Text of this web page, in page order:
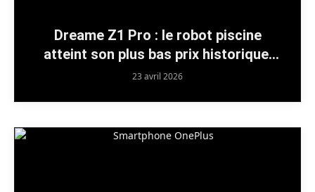
Dreame Z1 Pro : le robot piscine
atteint son plus bas prix historique,
juste avant la saison
23 avril 2026